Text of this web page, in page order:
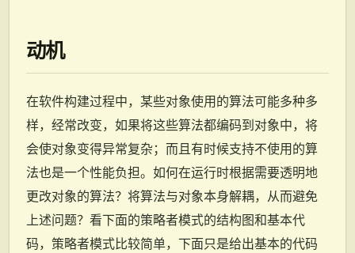
动机
在软件构建过程中，某些对象使用的算法可能多种多
样，经常改变，如果将这些算法都编码到对象中，将
会使对象变得异常复杂；而且有时候支持不使用的算
法也是一个性能负担。如何在运行时根据需要透明地
更改对象的算法？将算法与对象本身解耦，从而避免
上述问题？看下面的策略者模式的结构图和基本代
码，策略者模式比较简单，下面只是给出基本的代码